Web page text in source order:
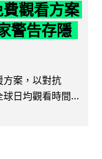
觀看方案
警告存隱
案，以對抗
日均觀看時間...